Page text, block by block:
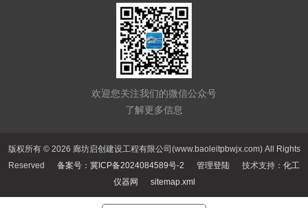
欢迎您关注我们的微信公众号
了解更多信息
版权所有 © 2026 廊坊启创建设工程有限公司(www.baoleitpbwjx.com) All Rights
Reserved 备案号：冀ICP备2024084589号-2 管理登陆 技术支持： 化工
仪器网
sitemap.xml